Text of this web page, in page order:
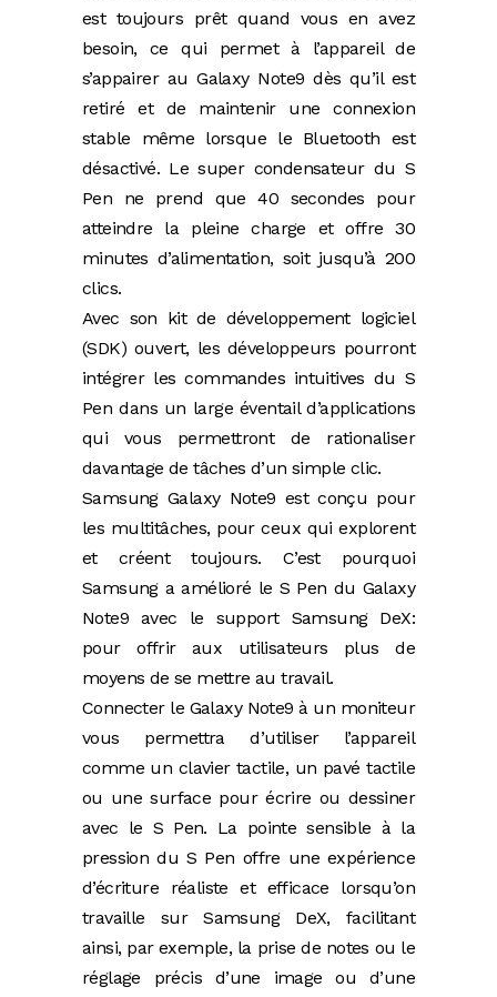
est toujours prêt quand vous en avez
besoin, ce qui permet à l’appareil de
s’appairer au Galaxy Note9 dès qu’il est
retiré et de maintenir une connexion
stable même lorsque le Bluetooth est
désactivé. Le super condensateur du S
Pen ne prend que 40 secondes pour
atteindre la pleine charge et offre 30
minutes d’alimentation, soit jusqu’à 200
clics.
Avec son kit de développement logiciel
(SDK) ouvert, les développeurs pourront
intégrer les commandes intuitives du S
Pen dans un large éventail d’applications
qui vous permettront de rationaliser
davantage de tâches d’un simple clic.
Samsung Galaxy Note9 est conçu pour
les multitâches, pour ceux qui explorent
et créent toujours. C’est pourquoi
Samsung a amélioré le S Pen du Galaxy
Note9 avec le support Samsung DeX:
pour offrir aux utilisateurs plus de
moyens de se mettre au travail.
Connecter le Galaxy Note9 à un moniteur
vous permettra d’utiliser l’appareil
comme un clavier tactile, un pavé tactile
ou une surface pour écrire ou dessiner
avec le S Pen. La pointe sensible à la
pression du S Pen offre une expérience
d’écriture réaliste et efficace lorsqu’on
travaille sur Samsung DeX, facilitant
ainsi, par exemple, la prise de notes ou le
réglage précis d’une image ou d’une